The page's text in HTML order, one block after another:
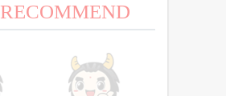
RECOMMEND